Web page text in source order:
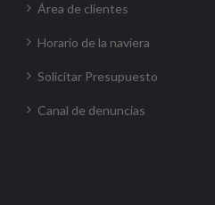
Área de clientes
Horario de la naviera
Solicitar Presupuesto
Canal de denuncias